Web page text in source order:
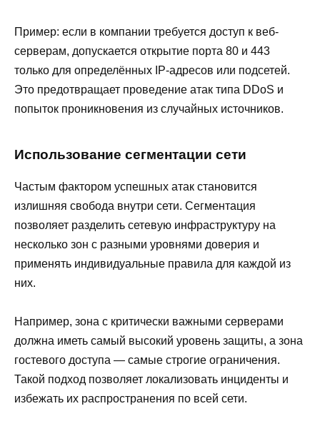
Пример: если в компании требуется доступ к веб-
серверам, допускается открытие порта 80 и 443
только для определённых IP-адресов или подсетей.
Это предотвращает проведение атак типа DDoS и
попыток проникновения из случайных источников.
Использование сегментации сети
Частым фактором успешных атак становится
излишняя свобода внутри сети. Сегментация
позволяет разделить сетевую инфраструктуру на
несколько зон с разными уровнями доверия и
применять индивидуальные правила для каждой из
них.
Например, зона с критически важными серверами
должна иметь самый высокий уровень защиты, а зона
гостевого доступа — самые строгие ограничения.
Такой подход позволяет локализовать инциденты и
избежать их распространения по всей сети.